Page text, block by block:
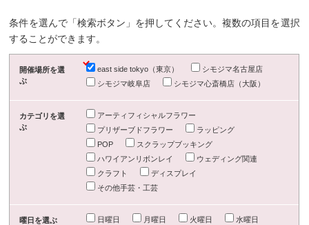
条件を選んで「検索ボタン」を押してください。複数の項目を選択
することができます。
開催場所を選
ぶ
east side tokyo（東京）
シモジマ名古屋店
シモジマ岐阜店
シモジマ心斎橋店（大阪）
カテゴリを選
ぶ
アーティフィシャルフラワー
プリザーブドフラワー
ラッピング
POP
スクラップブッキング
ハワイアンリボンレイ
ウェディング関連
クラフト
ディスプレイ
その他手芸・工芸
曜日を選ぶ 日曜日 月曜日 火曜日
水曜日